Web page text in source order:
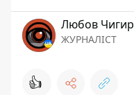
Любов Чигир
ЖУРНАЛІСТ
👍